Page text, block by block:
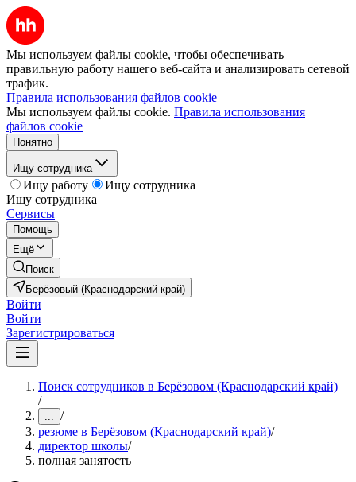
Мы используем файлы cookie, чтобы обеспечивать
правильную работу нашего веб-сайта и анализировать сетевой
трафик.
Правила использования файлов cookie
Мы используем файлы cookie. Правила использования
файлов cookie
Понятно
Ищу сотрудника
Ищу работу
Ищу сотрудника
Ищу сотрудника
Сервисы
Помощь
Ещё
Поиск
Берёзовый (Краснодарский край)
Войти
Войти
Зарегистрироваться
Поиск сотрудников в Берёзовом (Краснодарский край)
/
... /
резюме в Берёзовом (Краснодарский край)/
директор школы/
полная занятость